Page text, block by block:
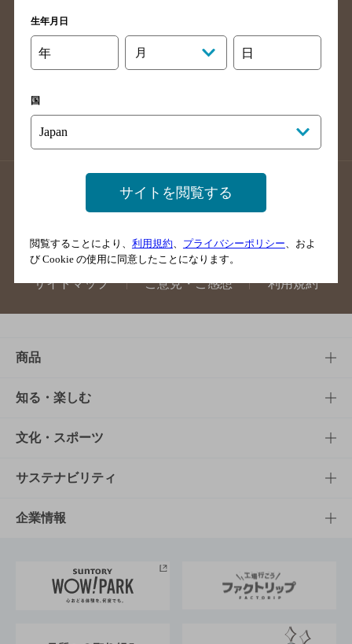
高知県のバー検索
福岡県のバー検索
長崎県のバー検索
佐賀県のバー検索
店舗登録方法のご案内
店舗情報更新方法のご案内
掲載店舗様ログイン
サイトマップ ご意見・ご感想 利用規約
商品
商品TOP
商品一覧
商品発売情報
栄養成分一覧
知る・楽しむ
知る・楽しむTOP
キャンペーン
工場見学
地域情報
文化・スポーツ
文化・スポーツTOP
サントリーホール
サントリーサンバーズ大阪
サステナビリティ
サステナビリティTOP
サントリーが考えるサステナビリティ経営
企業情報
企業概要
生年月日
年 月 日
国
サイトを閲覧する
閲覧することにより、 利用規約 プライバシーポリシー 、およ
び Cookie の使用に同意したことになります。